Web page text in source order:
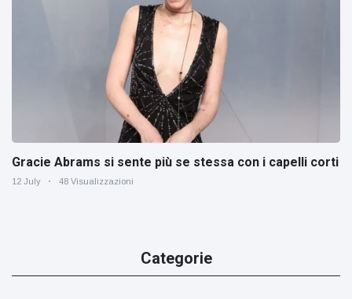
Gracie Abrams si sente più se stessa con i capelli corti
12 July 48 Visualizzazioni
Categorie